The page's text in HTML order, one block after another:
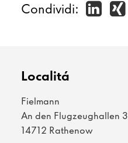
Condividi:
Localitá
Fielmann
An den Flugzeughallen 3
14712 Rathenow